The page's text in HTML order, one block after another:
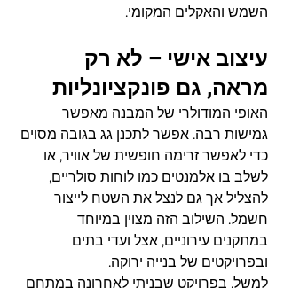
השמש והאקלים המקומי.
עיצוב אישי – לא רק
מראה, גם פונקציונליות
האופי המודולרי של המבנה מאפשר
גמישות רבה. אפשר לתכנן גג בגובה מסוים
כדי לאפשר זרימה חופשית של אוויר, או
לשלב בו אלמנטים כמו לוחות סולריים,
להצליל אך גם לנצל את השטח לייצור
חשמל. השילוב הזה מצוין במיוחד
במתקנים עירוניים, אצל ועדי בתים
ובפרויקטים של בנייה ירוקה.
למשל, בפרויקט שבניתי לאחרונה במתחם